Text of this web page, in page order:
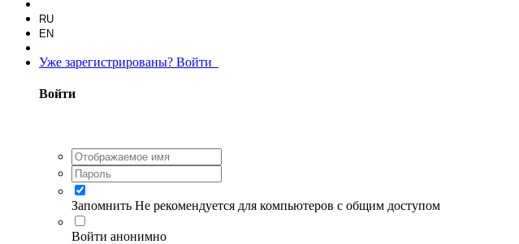
RU
EN
Уже зарегистрированы? Войти
Войти
Запомнить Не рекомендуется для компьютеров с общим доступом
Войти анонимно